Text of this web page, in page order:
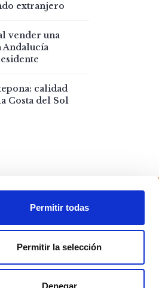
Permitir todas
Permitir la selección
Denegar
extranjero
vender una
Andalucía
calidad
Costa del Sol